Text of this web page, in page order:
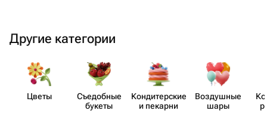
Другие категории
Цветы
Съедобные
букеты
Кондит​ерские
и пекарни
Воздушные
шары